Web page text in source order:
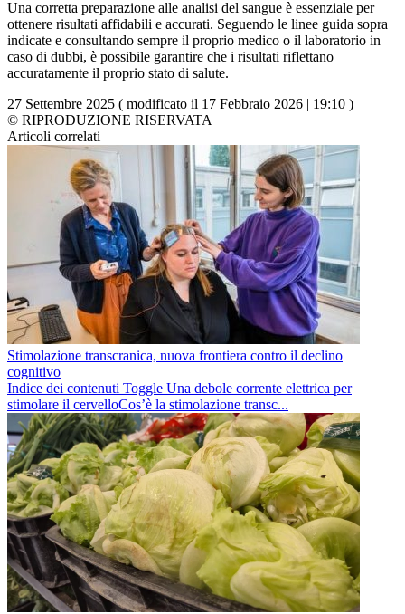
Una corretta preparazione alle analisi del sangue è essenziale per
ottenere risultati affidabili e accurati. Seguendo le linee guida sopra
indicate e consultando sempre il proprio medico o il laboratorio in
caso di dubbi, è possibile garantire che i risultati riflettano
accuratamente il proprio stato di salute.
27 Settembre 2025 ( modificato il 17 Febbraio 2026 | 19:10 )
© RIPRODUZIONE RISERVATA
Articoli correlati
Stimolazione transcranica, nuova frontiera contro il declino
cognitivo
Indice dei contenuti Toggle Una debole corrente elettrica per
stimolare il cervelloCos’è la stimolazione transc...